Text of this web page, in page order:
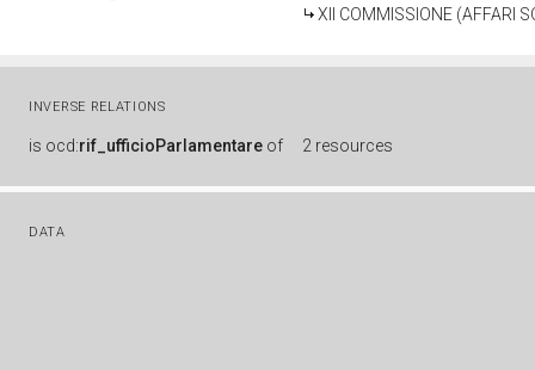
XII COMMISSIONE (AFFARI
INVERSE RELATIONS
is ocd:rif_ufficioParlamentare of 2 resources
DATA